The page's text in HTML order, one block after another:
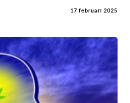
17 februari 2025